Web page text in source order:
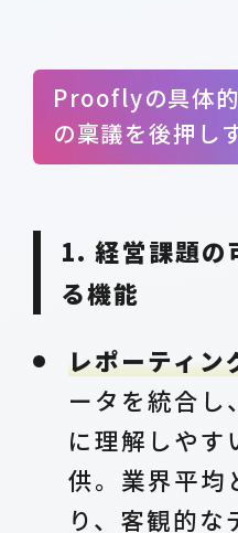
Prooflyの具体
の稟議を後押し
1. 経営課題の
る機能
レポーティン
ータを統合し
に理解しやす
供。業界平均
り、客観的な